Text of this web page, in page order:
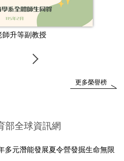
師升等副教授
更多榮譽榜
部全球資訊網
多元潛能發展夏令營發掘生命無限